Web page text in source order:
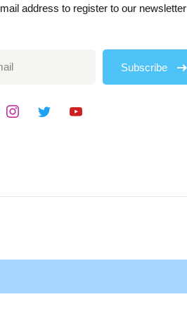
address to register to our newsletter
Subscribe